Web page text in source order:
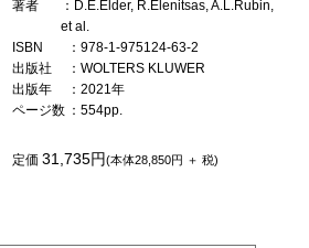
著者
：D.E.Elder, R.Elenitsas, A.L.Rubin,
et al.
ISBN
：978-1-975124-63-2
出版社
：WOLTERS KLUWER
出版年
：2021年
ページ数 ：554pp.
定価31,735円(本体28,850円 ＋ 税)